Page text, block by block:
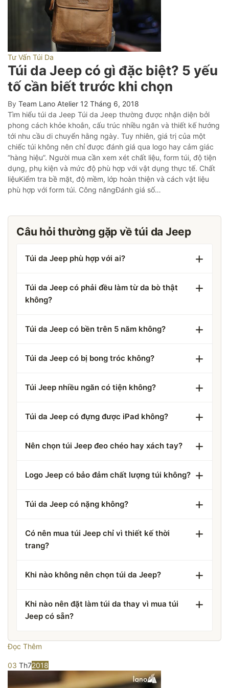
Tư Vấn Túi Da
Túi da Jeep có gì đặc biệt? 5 yếu
tố cần biết trước khi chọn
By Team Lano Atelier 12 Tháng 6, 2018
Tìm hiểu túi da Jeep Túi da Jeep thường được nhận diện bởi
phong cách khỏe khoắn, cấu trúc nhiều ngăn và thiết kế hướng
tới nhu cầu di chuyển hằng ngày. Tuy nhiên, giá trị của một
chiếc túi không nên chỉ được đánh giá qua logo hay cảm giác
“hàng hiệu”. Người mua cần xem xét chất liệu, form túi, độ tiện
dụng, phụ kiện và mức độ phù hợp với vật dụng thực tế. Chất
liệuKiểm tra bề mặt, độ mềm, lớp hoàn thiện và cách vật liệu
phù hợp với form túi. Công năngĐánh giá số…
Câu hỏi thường gặp về túi da Jeep
Túi da Jeep phù hợp với ai?
Túi da Jeep có phải đều làm từ da bò thật
không?
Túi da Jeep có bền trên 5 năm không?
Túi da Jeep có bị bong tróc không?
Túi Jeep nhiều ngăn có tiện không?
Túi da Jeep có đựng được iPad không?
Nên chọn túi Jeep đeo chéo hay xách tay?
Logo Jeep có bảo đảm chất lượng túi không?
Túi da Jeep có nặng không?
Có nên mua túi Jeep chỉ vì thiết kế thời
trang?
Khi nào không nên chọn túi da Jeep?
Khi nào nên đặt làm túi da thay vì mua túi
Jeep có sẵn?
Đọc Thêm
03 Th72018